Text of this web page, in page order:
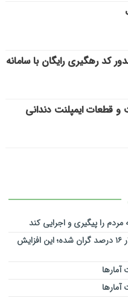
کد رهگیری رایگان با سامانه
و قطعات ایمپلنت دندانی
را پیگیری و اجرایی کند
اظهارات جنجالی همتی درباره دلار/ دلار ۱۶ درصد گران شده؛ این افزایش